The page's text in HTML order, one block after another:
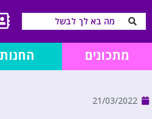
מתכונים החנות
21/03/2022